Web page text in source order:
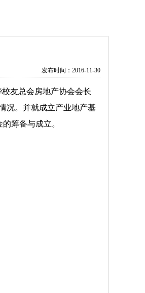
发布时间：2016-11-30
友总会房地产协会会长
况。并就成立产业地产基
筹备与成立。